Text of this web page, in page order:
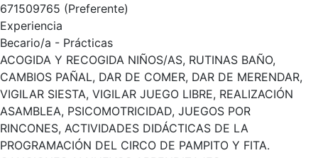
671509765 (Preferente)
Experiencia
Becario/a - Prácticas
ACOGIDA Y RECOGIDA NIÑOS/AS, RUTINAS BAÑO,
CAMBIOS PAÑAL, DAR DE COMER, DAR DE MERENDAR,
VIGILAR SIESTA, VIGILAR JUEGO LIBRE, REALIZACIÓN
ASAMBLEA, PSICOMOTRICIDAD, JUEGOS POR
RINCONES, ACTIVIDADES DIDÁCTICAS DE LA
PROGRAMACIÓN DEL CIRCO DE PAMPITO Y FITA.